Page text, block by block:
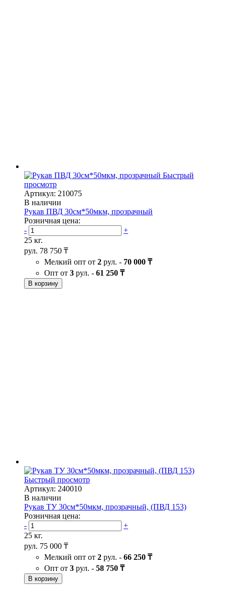
Быстрый
просмотр
Артикул: 210075
В наличии
Рукав ПВД 30см*50мкм, прозрачный
Розничная цена:
-
+
25 кг.
рул. 78 750 ₸
Мелкий опт от 2 рул. - 70 000 ₸
Опт от 3 рул. - 61 250 ₸
В корзину
Быстрый просмотр
Артикул: 240010
В наличии
Рукав ТУ 30см*50мкм, прозрачный, (ПВД 153)
Розничная цена:
-
+
25 кг.
рул. 75 000 ₸
Мелкий опт от 2 рул. - 66 250 ₸
Опт от 3 рул. - 58 750 ₸
В корзину